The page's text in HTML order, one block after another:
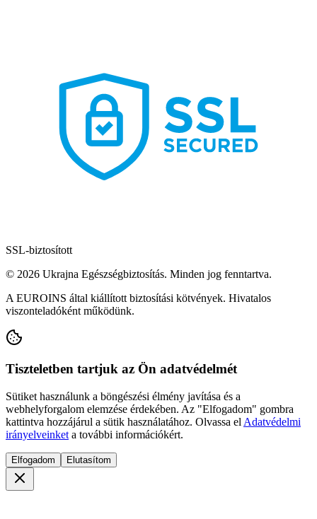
SSL-biztosított
© 2026 Ukrajna Egészségbiztosítás. Minden jog fenntartva.
A EUROINS által kiállított biztosítási kötvények. Hivatalos
viszonteladóként működünk.
Tiszteletben tartjuk az Ön adatvédelmét
Sütiket használunk a böngészési élmény javítása és a
webhelyforgalom elemzése érdekében. Az "Elfogadom" gombra
kattintva hozzájárul a sütik használatához. Olvassa el Adatvédelmi
irányelveinket a további információkért.
Elfogadom Elutasítom